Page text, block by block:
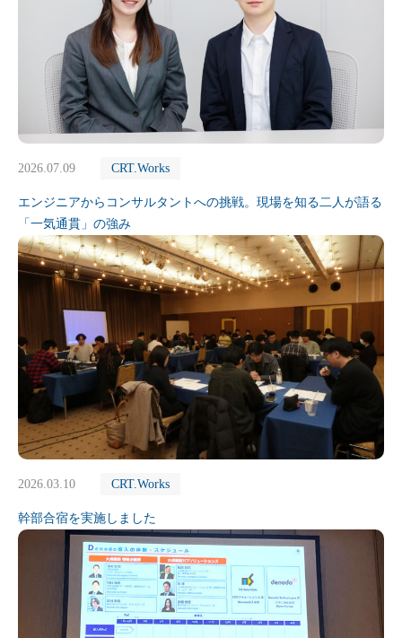
2026.07.09 CRT.Works
エンジニアからコンサルタントへの挑戦。現場を知る二人が語る
「一気通貫」の強み
2026.03.10 CRT.Works
幹部合宿を実施しました